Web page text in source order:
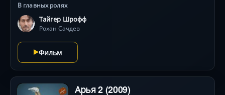
В главных ролях
Тайгер Шрофф
Рохан Сачдев
Фильм
Арья 2 (2009)